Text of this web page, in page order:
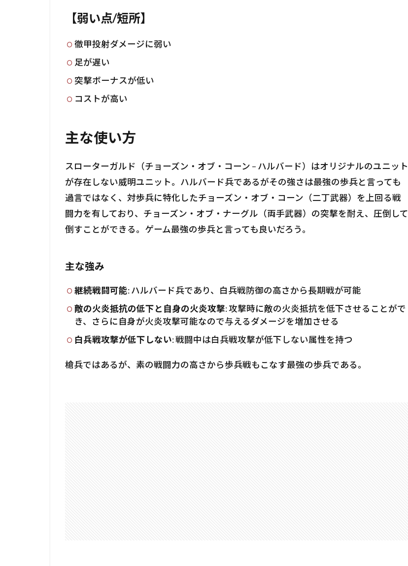
【弱い点/短所】
徹甲投射ダメージに弱い
足が遅い
突撃ボーナスが低い
コストが高い
主な使い方
スローターガルド（チョーズン・オブ・コーン – ハルバード）はオリジナルのユニット
が存在しない威明ユニット。ハルバード兵であるがその強さは最強の歩兵と言っても
過言ではなく、対歩兵に特化したチョーズン・オブ・コーン（二丁武器）を上回る戦
闘力を有しており、チョーズン・オブ・ナーグル（両手武器）の突撃を耐え、圧倒して
倒すことができる。ゲーム最強の歩兵と言っても良いだろう。
主な強み
継続戦闘可能: ハルバード兵であり、白兵戦防御の高さから長期戦が可能
敵の火炎抵抗の低下と自身の火炎攻撃: 攻撃時に敵の火炎抵抗を低下させることがで
き、さらに自身が火炎攻撃可能なので与えるダメージを増加させる
白兵戦攻撃が低下しない: 戦闘中は白兵戦攻撃が低下しない属性を持つ
槍兵ではあるが、素の戦闘力の高さから歩兵戦もこなす最強の歩兵である。